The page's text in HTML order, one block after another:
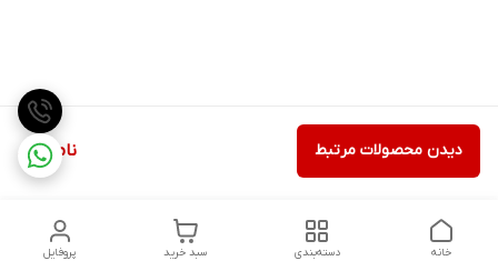
ناموجود دیدن محصولات مرتبط
پروفایل سبد خرید دسته‌بندی خانه